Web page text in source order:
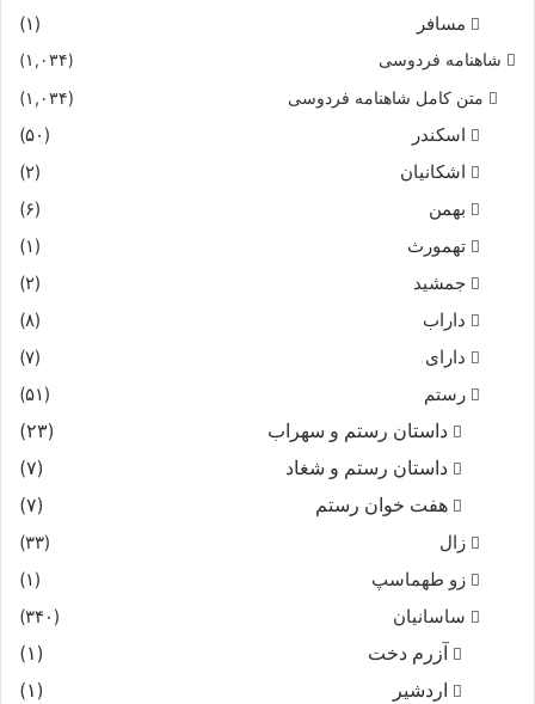
مسافر
(۱)
شاهنامه فردوسی (۱,۰۳۴)
متن کامل شاهنامه فردوسی (۱,۰۳۴)
اسکندر
(۵۰)
اشکانیان
(۲)
بهمن
(۶)
تهمورث
(۱)
جمشید
(۲)
داراب
(۸)
دارای
(۷)
رستم
(۵۱)
داستان رستم و سهراب
(۲۳)
داستان رستم و شغاد
(۷)
هفت خوان رستم‏
(۷)
زال
(۳۳)
زو طهماسپ‏
(۱)
ساسانیان
(۳۴۰)
آزرم دخت
(۱)
اردشیر
(۱)